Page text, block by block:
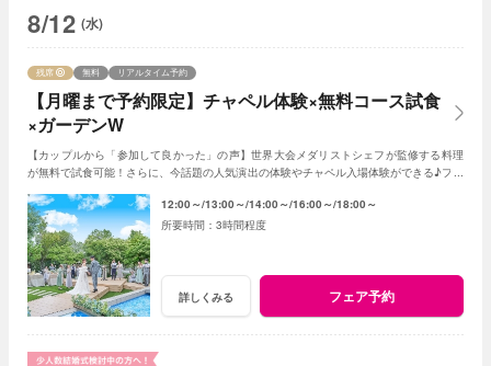
8/12 (水)
【月曜まで予約限定】チャペル体験×無料コース試食
×ガーデンW
残席 無料 リアルタイム予約
【カップルから「参加して良かった」の声】世界大会メダリストシェフが監修する料理
が無料で試食可能！さらに、今話題の人気演出の体験やチャペル入場体験ができる♪フェ
12:00～ 13:00～ 14:00～ 16:00～ 18:00～
3時間程度
詳しくみる フェア予約